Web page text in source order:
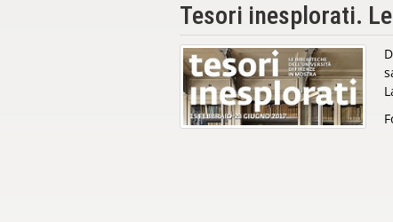
Tesori inesplorati.